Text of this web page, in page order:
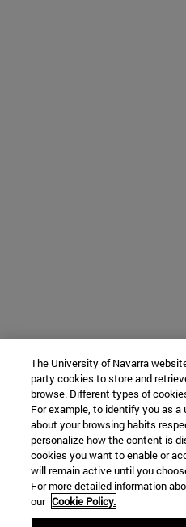
The University of Navarra
party cookies to store and
browse. Different types of
For example, to identify you as a
about your browsing habits
personalize how the content is
cookies you want to enable or
will remain active until you
For more detailed information
our Cookie Policy.